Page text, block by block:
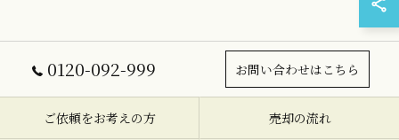
0120-092-999 お問い合わせはこちら
ご依頼をお考えの方 売却の流れ